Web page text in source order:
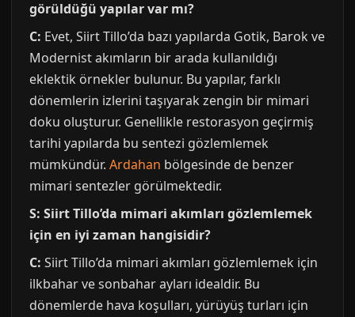
görüldüğü yapılar var mı?
C: Evet, Siirt Tillo’da bazı yapılarda Gotik, Barok ve
Modernist akımların bir arada kullanıldığı
eklektik örnekler bulunur. Bu yapılar, farklı
dönemlerin izlerini taşıyarak zengin bir mimari
doku oluşturur. Genellikle restorasyon geçirmiş
tarihi yapılarda bu sentezi gözlemlemek
mümkündür. Ardahan bölgesinde de benzer
mimari sentezler görülmektedir.
S: Siirt Tillo’da mimari akımları gözlemlemek
için en iyi zaman hangisidir?
C: Siirt Tillo’da mimari akımları gözlemlemek için
ilkbahar ve sonbahar ayları idealdir. Bu
dönemlerde hava koşulları, yürüyüş turları için